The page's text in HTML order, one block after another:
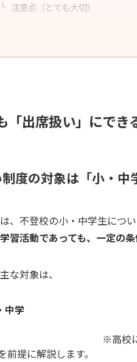
注意点（とても大切）
「出席扱い」にでき
度の対象は「小・中
、不登校の小・中学生につい
習活動であっても、一定の
な対象は、
中学
※高校
前提に解説します。